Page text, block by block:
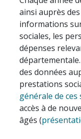
ainsi auprès
informations
sociales, les
dépenses
départementale.
des données
prestations
générale de ces
accès à de
âgés (